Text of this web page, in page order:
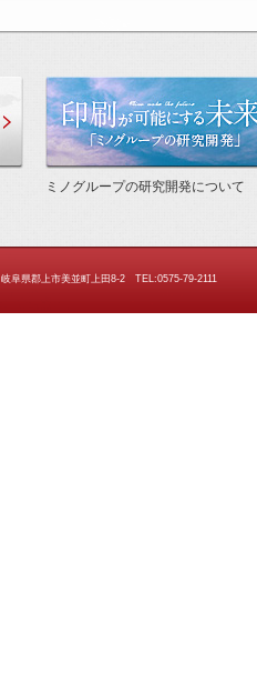
作った世界基準
ミノグループの研究開発について
岐阜県郡上市美並町上田8-2 TEL:0575-79-2111